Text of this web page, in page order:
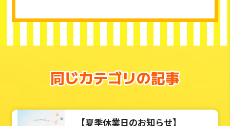
同じカテゴリの記事
【夏季休業日のお知らせ】